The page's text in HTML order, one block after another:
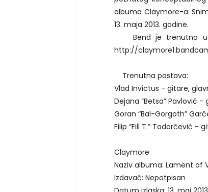
albuma Claymore-a.
13. maja 2013. godine.
Bend je trenutno u
http://
Trenutna postava:
Vlad Invictus - gitare,
Dejana “Betsa” Pavlović
Goran “Bal-Gorgoth”
Filip “Fill T.” Todorčević -
Claymore
Naziv albuma: Lament of
Izdavač: Nepotpisan